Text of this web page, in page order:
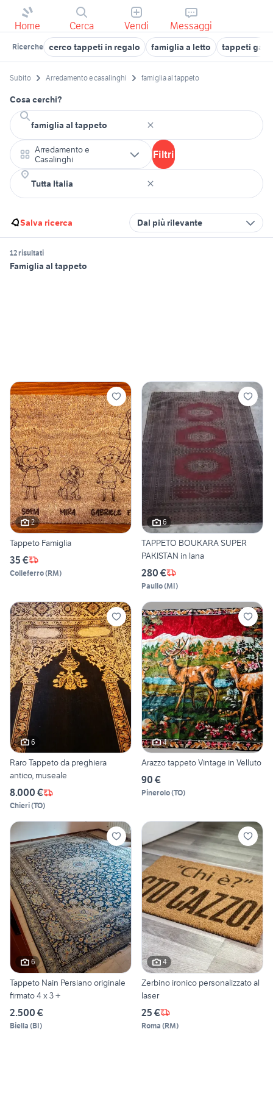
Home Cerca Vendi Messaggi
Ricerche cerco tappeti in regalo famiglia a letto tappeti
Subito Arredamento e casalinghi famiglia al tappeto
Cosa cerchi?
Arredamento e
Casalinghi
Filtri
Salva ricerca Dal più rilevante
12 risultati
Famiglia al tappeto
2
Tappeto Famiglia
35 €
Colleferro(RM)
6
TAPPETO BOUKARA SUPER
PAKISTAN in lana
280 €
Paullo(MI)
6
Raro Tappeto da preghiera
antico, museale
8.000 €
Chieri(TO)
4
Arazzo tappeto Vintage in Velluto
90 €
Pinerolo(TO)
6
Tappeto Nain Persiano originale
firmato 4 x 3 +
2.500 €
Biella (BI)
4
Zerbino ironico personalizzato al
laser
25 €
Roma (RM)